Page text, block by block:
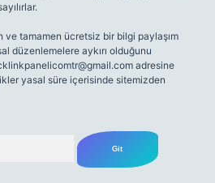
ve tamamen ücretsiz bir bilgi paylaşım
düzenlemelere aykırı olduğunu
adresine
yasal süre içerisinde sitemizden